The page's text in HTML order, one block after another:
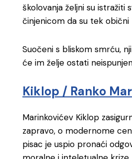
školovanja željni su istražiti
činjenicom da su tek obični
Suočeni s bliskom smrću,
će im želje ostati
Kiklop / Ranko
Marinkovićev Kiklop
zapravo, o modernome
pisac je uspio pronaći